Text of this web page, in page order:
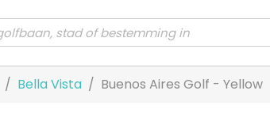
Bella Vista Buenos Aires Golf - Yellow